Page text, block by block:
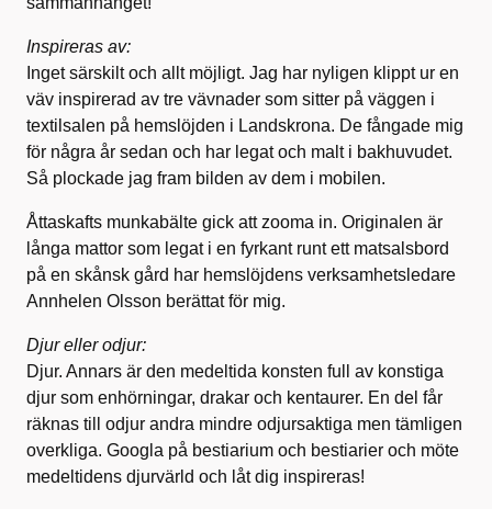
Inspireras av:
Inget särskilt och allt möjligt. Jag har nyligen klippt ur en
väv inspirerad av tre vävnader som sitter på väggen i
textilsalen på hemslöjden i Landskrona. De fångade mig
för några år sedan och har legat och malt i bakhuvudet.
Så plockade jag fram bilden av dem i mobilen.
Åttaskafts munkabälte gick att zooma in. Originalen är
långa mattor som legat i en fyrkant runt ett matsalsbord
på en skånsk gård har hemslöjdens verksamhetsledare
Annhelen Olsson berättat för mig.
Djur eller odjur:
Djur. Annars är den medeltida konsten full av konstiga
djur som enhörningar, drakar och kentaurer. En del får
räknas till odjur andra mindre odjursaktiga men tämligen
overkliga. Googla på bestiarium och bestiarier och möte
medeltidens djurvärld och låt dig inspireras!